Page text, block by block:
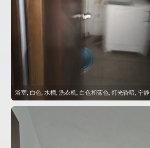
浴室, 白色, 水槽, 洗衣机, 白色和蓝色, 灯光昏暗, 宁静